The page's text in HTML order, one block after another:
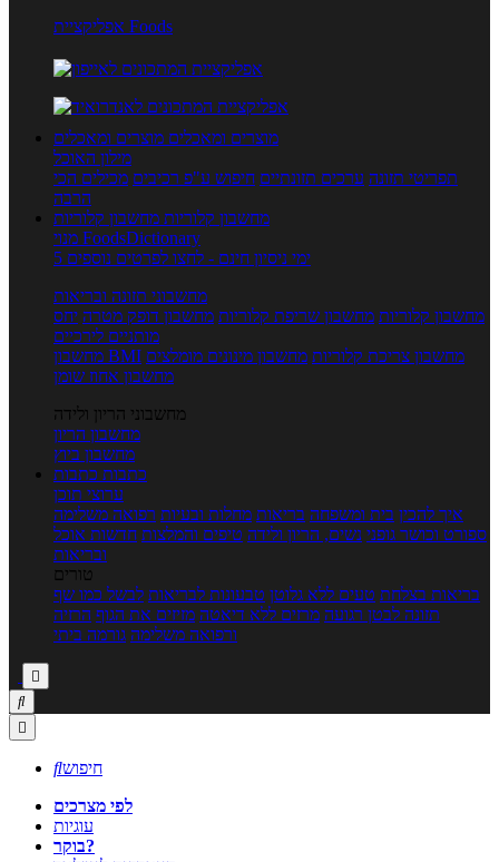
אפליקציית Foods
מוצרים ומאכלים מוצרים ומאכלים
מילון האוכל
תפריטי תזונה ערכים תזונתיים חיפוש ע"פ רכיבים מכילים הכי
הרבה
מחשבון קלוריות מחשבון קלוריות
מנוי FoodsDictionary
5 ימי ניסיון חינם - לחצו לפרטים נוספים
מחשבוני תזונה ובריאות
מחשבון קלוריות מחשבון שריפת קלוריות מחשבון דופק מטרה יחס
מותניים לירכיים
מחשבון BMI
מחשבון צריכת קלוריות מחשבון מינונים מומלצים
מחשבון אחוז שומן
מחשבוני הריון ולידה
מחשבון הריון
מחשבון ביוץ
כתבות כתבות
ערוצי תוכן
איך להכין בית ומשפחה בריאות מחלות ובעיות רפואה משלימה
ספורט וכושר גופני נשים, הריון ולידה טיפים והמלצות חדשות אוכל
ובריאות
טורים
בריאות בצלחת טעים ללא גלוטן טבעונות לבריאות לבשל כמו שף
תזונה לבטן רגועה מרזים ללא דיאטה מזיזים את הגוף הרזיה
ורפואה משלימה גורמה ביתי



חיפוש
לפי מצרכים
עוגיות
בוקר?